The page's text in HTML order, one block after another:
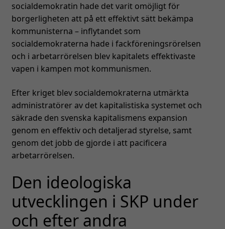
socialdemokratin hade det varit omöjligt för
borgerligheten att på ett effektivt sätt bekämpa
kommunisterna – inflytandet som
socialdemokraterna hade i fackföreningsrörelsen
och i arbetarrörelsen blev kapitalets effektivaste
vapen i kampen mot kommunismen.
Efter kriget blev socialdemokraterna utmärkta
administratörer av det kapitalistiska systemet och
säkrade den svenska kapitalismens expansion
genom en effektiv och detaljerad styrelse, samt
genom det jobb de gjorde i att pacificera
arbetarrörelsen.
Den ideologiska
utvecklingen i SKP under
och efter andra